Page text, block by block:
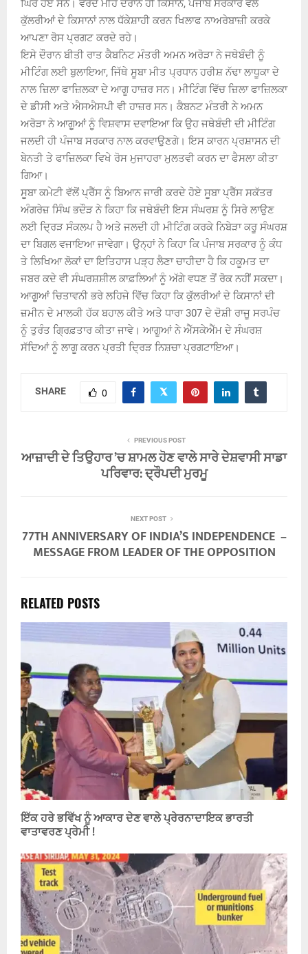
ਘਿਰੇ ਹੋਏ ਸਨ। ਵਰਦੇ ਮੀਂਹ ਦੌਰਾਨ ਹੀ ਕਿਸਾਨ, ਪੰਜਾਬ ਸਰਕਾਰ ਵੱਲੋਂ
ਕੁੱਲਰੀਆਂ ਦੇ ਕਿਸਾਨਾਂ ਨਾਲ ਧੱਕੇਸ਼ਾਹੀ ਕਰਨ ਖਿਲਾਫ ਨਾਅਰੇਬਾਜ਼ੀ ਕਰਕੇ
ਆਪਣਾ ਰੋਸ ਪ੍ਰਗਟ ਕਰਦੇ ਰਹੇ।
ਇਸੇ ਦੌਰਾਨ ਬੀਤੀ ਰਾਤ ਕੈਬਨਿਟ ਮੰਤਰੀ ਅਮਨ ਅਰੋੜਾ ਨੇ ਜਥੇਬੰਦੀ ਨੂੰ
ਮੀਟਿੰਗ ਲਈ ਬੁਲਾਇਆ, ਜਿੱਥੇ ਸੂਬਾ ਮੀਤ ਪ੍ਰਧਾਨ ਹਰੀਸ਼ ਨੱਢਾ ਲਾਧੂਕਾ ਦੇ
ਨਾਲ ਜ਼ਿਲਾ ਫਾਜ਼ਿਲਕਾ ਦੇ ਆਗੂ ਹਾਜ਼ਰ ਸਨ। ਮੀਟਿੰਗ ਵਿੱਚ ਜ਼ਿਲਾ ਫਾਜ਼ਿਲਕਾ
ਦੇ ਡੀਸੀ ਅਤੇ ਐਸਐਸਪੀ ਵੀ ਹਾਜ਼ਰ ਸਨ। ਕੈਬਨਟ ਮੰਤਰੀ ਨੇ ਅਮਨ
ਅਰੋੜਾ ਨੇ ਆਗੂਆਂ ਨੂੰ ਵਿਸ਼ਵਾਸ ਦਵਾਇਆ ਕਿ ਉਹ ਜਥੇਬੰਦੀ ਦੀ ਮੀਟਿੰਗ
ਜਲਦੀ ਹੀ ਪੰਜਾਬ ਸਰਕਾਰ ਨਾਲ ਕਰਵਾਉਣਗੇ। ਇਸ ਕਾਰਨ ਪ੍ਰਸ਼ਾਸਨ ਦੀ
ਬੇਨਤੀ ਤੇ ਫਾਜ਼ਿਲਕਾ ਵਿਖੇ ਰੋਸ ਮੁਜਾਹਰਾ ਮੁਲਤਵੀ ਕਰਨ ਦਾ ਫੈਸਲਾ ਕੀਤਾ
ਗਿਆ।
ਸੂਬਾ ਕਮੇਟੀ ਵੱਲੋਂ ਪ੍ਰੈੱਸ ਨੂੰ ਬਿਆਨ ਜਾਰੀ ਕਰਦੇ ਹੋਏ ਸੂਬਾ ਪ੍ਰੈੱਸ ਸਕੱਤਰ
ਅੰਗਰੇਜ਼ ਸਿੰਘ ਭਦੌੜ ਨੇ ਕਿਹਾ ਕਿ ਜਥੇਬੰਦੀ ਇਸ ਸੰਘਰਸ਼ ਨੂੰ ਸਿਰੇ ਲਾਉਣ
ਲਈ ਦ੍ਰਿੜ ਸੰਕਲਪ ਹੈ ਅਤੇ ਜਲਦੀ ਹੀ ਮੀਟਿੰਗ ਕਰਕੇ ਨਿਬੇੜਾ ਕਰੂ ਸੰਘਰਸ਼
ਦਾ ਬਿਗਲ ਵਜਾਇਆ ਜਾਵੇਗਾ। ਉਨ੍ਹਾਂ ਨੇ ਕਿਹਾ ਕਿ ਪੰਜਾਬ ਸਰਕਾਰ ਨੂੰ ਕੰਧ
ਤੇ ਲਿਖਿਆ ਲੋਕਾਂ ਦਾ ਇਤਿਹਾਸ ਪੜ੍ਹ ਲੈਣਾ ਚਾਹੀਦਾ ਹੈ ਕਿ ਹਕੂਮਤ ਦਾ
ਜਬਰ ਕਦੇ ਵੀ ਸੰਘਰਸ਼ਸ਼ੀਲ ਕਾਫ਼ਲਿਆਂ ਨੂੰ ਅੱਗੇ ਵਧਣ ਤੋਂ ਰੋਕ ਨਹੀਂ ਸਕਦਾ।
ਆਗੂਆਂ ਚਿਤਾਵਨੀ ਭਰੇ ਲਹਿਜੇ ਵਿੱਚ ਕਿਹਾ ਕਿ ਕੁੱਲਰੀਆਂ ਦੇ ਕਿਸਾਨਾਂ ਦੀ
ਜ਼ਮੀਨ ਦੇ ਮਾਲਕੀ ਹੱਕ ਬਹਾਲ ਕੀਤੇ ਅਤੇ ਧਾਰਾ 307 ਦੇ ਦੋਸ਼ੀ ਰਾਜੂ ਸਰਪੰਚ
ਨੂੰ ਤੁਰੰਤ ਗ੍ਰਿਫ਼ਤਾਰ ਕੀਤਾ ਜਾਵੇ। ਆਗੂਆਂ ਨੇ ਐੱਸਕੇਐੱਮ ਦੇ ਸੰਘਰਸ਼
ਸੱਦਿਆਂ ਨੂੰ ਲਾਗੂ ਕਰਨ ਪ੍ਰਤੀ ਦ੍ਰਿੜ ਨਿਸ਼ਚਾ ਪ੍ਰਗਟਾਇਆ।
SHARE 0
PREVIOUS POST
ਆਜ਼ਾਦੀ ਦੇ ਤਿਉਹਾਰ ’ਚ ਸ਼ਾਮਲ ਹੋਣ ਵਾਲੇ ਸਾਰੇ ਦੇਸ਼ਵਾਸੀ ਸਾਡਾ
ਪਰਿਵਾਰ: ਦ੍ਰੌਪਦੀ ਮੁਰਮੂ
NEXT POST
77TH ANNIVERSARY OF INDIA’S INDEPENDENCE –
MESSAGE FROM LEADER OF THE OPPOSITION
RELATED POSTS
ਇੱਕ ਹਰੇ ਭਵਿੱਖ ਨੂੰ ਆਕਾਰ ਦੇਣ ਵਾਲੇ ਪ੍ਰੇਰਨਾਦਾਇਕ ਭਾਰਤੀ
ਵਾਤਾਵਰਣ ਪ੍ਰੇਮੀ !